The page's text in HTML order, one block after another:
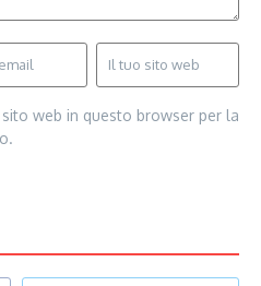
web in questo browser per la